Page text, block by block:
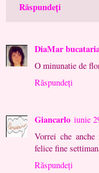
Răspundeți
DiaMar
O minunatie de
Răspundeți
Giancarlo iunie
Vorrei che
felice fine
Răspundeți